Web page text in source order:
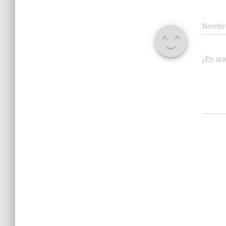
¿En